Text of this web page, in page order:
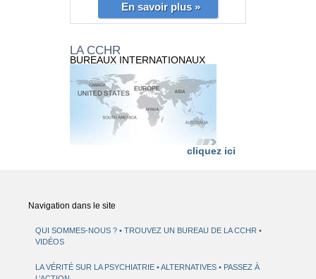
En savoir plus »
LA CCHR
BUREAUX INTERNATIONAUX
cliquez ici
Navigation dans le site
QUI SOMMES-NOUS ?
TROUVEZ UN BUREAU DE LA CCHR
VIDÉOS
LA VÉRITÉ SUR LA PSYCHIATRIE ALTERNATIVES
PASSEZ À